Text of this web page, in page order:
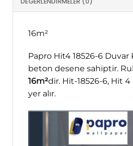
16m²
Papro Hit4 18526-6 Duvar
beton desene sahiptir.
16m²dir. Hit-18526-6, Hit
yer alır.